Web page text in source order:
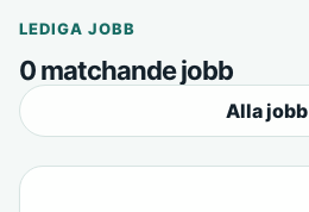
LEDIGA JOBB
0 matchande jobb
Alla jobb